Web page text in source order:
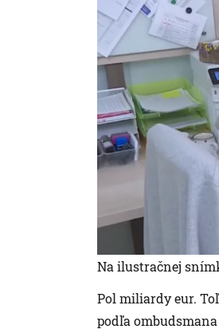
Na ilustračnej
Pol miliardy eur.
podľa